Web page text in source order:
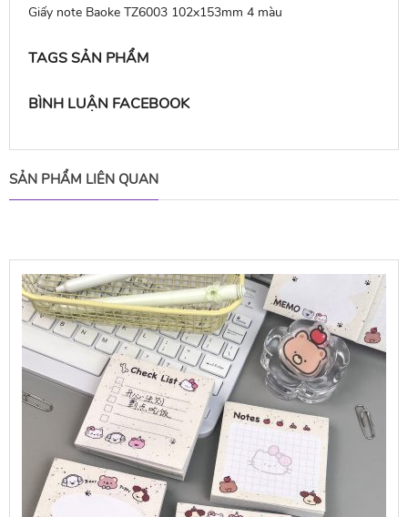
Giấy note Baoke TZ6003 102x153mm 4 màu
TAGS SẢN PHẨM
BÌNH LUẬN FACEBOOK
SẢN PHẨM LIÊN QUAN